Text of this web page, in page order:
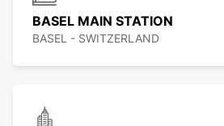
BASEL MAIN STATION
BASEL - SWITZERLAND